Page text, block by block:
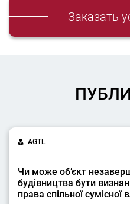
Заказать
AGTL
Чи може об’єкт
будівництва бути
права спільної сумісної